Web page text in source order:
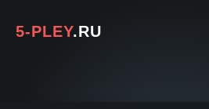
5-PLEY.RU